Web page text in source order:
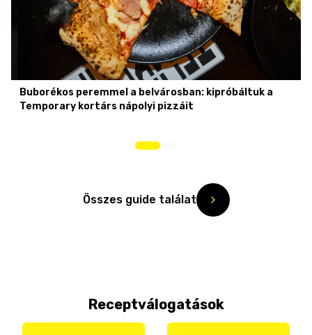
Buborékos peremmel a belvárosban: kipróbáltuk a
Temporary kortárs nápolyi pizzáit
Összes guide találat
Receptválogatások